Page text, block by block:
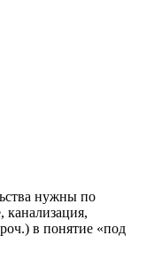
нужны по
в понятие «под